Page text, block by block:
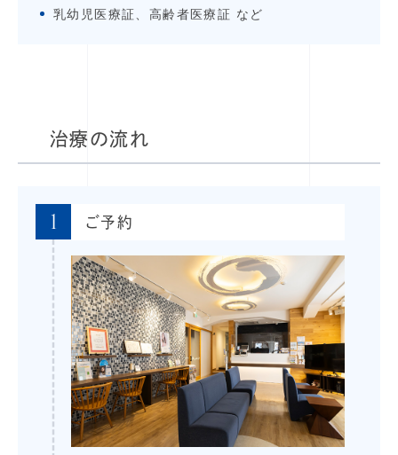
乳幼児医療証、高齢者医療証 など
治療の流れ
1 ご予約